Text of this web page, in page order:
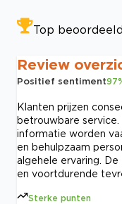
Top beoordeeld
Review
Positief sentiment97
Klanten prijzen
betrouwbare
informatie worden
en behulpzaam
algehele ervaring.
en voortdurende
Sterke punten